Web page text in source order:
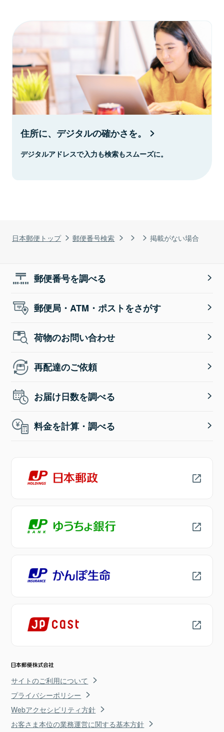
日本郵便トップ 郵便番号検索 掲載がない場合
住所に、デジタルの確かさを。
デジタルアドレスで入力も検索もスムーズに。
郵便番号を調べる
郵便局・ATM・ポストをさがす
荷物のお問い合わせ
再配達のご依頼
お届け日数を調べる
料金を計算・調べる
サイトのご利用について
プライバシーポリシー
Webアクセシビリティ方針
お客さま本位の業務運営に関する基本方針